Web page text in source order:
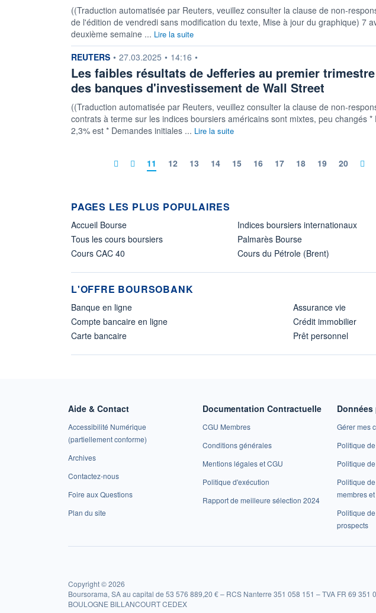
((Traduction automatisée par Reuters, veuillez consulter la clause de non-
de l'édition de vendredi sans modification du texte, Mise à jour du graphique) 7
deuxième semaine ... Lire la suite
information fournie par
REUTERS • 27.03.2025 • 14:16 •
Les faibles résultats de Jefferies au premier
des banques d'investissement de Wall Street
((Traduction automatisée par Reuters, veuillez consulter la clause de non-
contrats à terme sur les indices boursiers américains sont mixtes, peu changés
2,3% est * Demandes initiales ... Lire la suite
11 12 13 14 15 16 17 18 19 20
PAGES LES PLUS POPULAIRES
Accueil Bourse
Tous les cours boursiers
Cours CAC 40
Indices boursiers internationaux
Palmarès Bourse
Cours du Pétrole (Brent)
L'OFFRE BOURSOBANK
Banque en ligne
Compte bancaire en ligne
Carte bancaire
Assurance vie
Crédit immobilier
Prêt personnel
Aide & Contact
Accessibilité Numérique
(partiellement conforme)
Archives
Contactez-nous
Foire aux Questions
Plan du site
Documentation Contractuelle
CGU Membres
Conditions générales
Mentions légales et CGU
Politique d'exécution
Rapport de meilleure sélection 2024
Gérer mes
Politique
Politique
Politique
membres
Politique
prospects
Copyright © 2026
Boursorama, SA au capital de 53 576 889,20 € – RCS Nanterre 351 058 151 – TVA FR 69 351
BOULOGNE BILLANCOURT CEDEX